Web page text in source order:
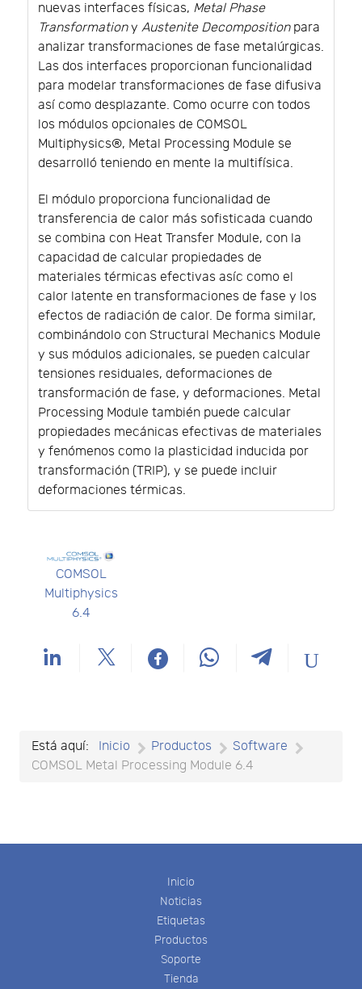
nuevas interfaces físicas, Metal Phase
Transformationy Austenite Decompositionpara
analizar transformaciones de fase metalúrgicas.
Las dos interfaces proporcionan funcionalidad
para modelar transformaciones de fase difusiva
así como desplazante. Como ocurre con todos
los módulos opcionales de COMSOL
Multiphysics®, Metal Processing Module se
desarrolló teniendo en mente la multifísica.
El módulo proporciona funcionalidad de
transferencia de calor más sofisticada cuando
se combina con Heat Transfer Module, con la
capacidad de calcular propiedades de
materiales térmicas efectivas asíc como el
calor latente en transformaciones de fase y los
efectos de radiación de calor. De forma similar,
combinándolo con Structural Mechanics Module
y sus módulos adicionales, se pueden calcular
tensiones residuales, deformaciones de
transformación de fase, y deformaciones. Metal
Processing Module también puede calcular
propiedades mecánicas efectivas de materiales
y fenómenos como la plasticidad inducida por
transformación (TRIP), y se puede incluir
deformaciones térmicas.
COMSOL
Multiphysics
6.4
Está aquí: Inicio Productos
Software
COMSOL Metal Processing Module 6.4
Inicio
Noticias
Etiquetas
Productos
Soporte
Tienda